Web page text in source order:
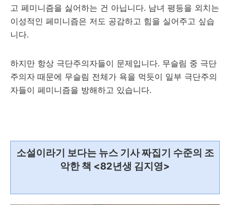
고 페미니즘을 싫어하는 건 아닙니다. 남녀 평등을 외치는
이성적인 페미니즘은 저도 공감하고 힘을 실어주고 싶습
니다.
하지만 항상 극단주의자들이 문제입니다. 무슬림 중 극단
주의자 때문에 무슬림 전체가 욕을 먹듯이 일부 극단주의
자들이 페미니즘을 방해하고 있습니다.
소설이라기 보다는 뉴스 기사 짜집기 수준의 조
악한 책 <82년생 김지영>